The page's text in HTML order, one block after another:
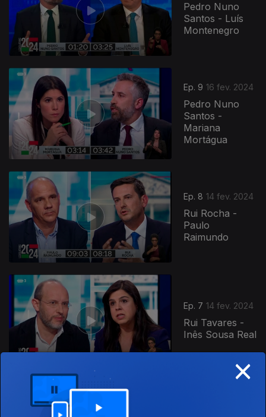
Pedro Nuno
Santos - Luís
Montenegro
Ep. 9 16 fev. 2024
Pedro Nuno
Santos -
Mariana
Mortágua
Ep. 8 14 fev. 2024
Rui Rocha -
Paulo
Raimundo
Ep. 7 14 fev. 2024
Rui Tavares -
Inês Sousa Real
×